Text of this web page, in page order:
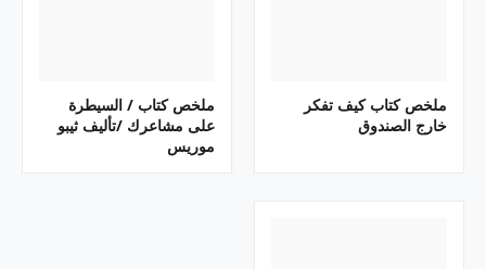
ملخص كتاب كيف تفكر
خارج الصندوق
ملخص كتاب / السيطرة
على مشاعرك /تأليف ثيبو
موريس